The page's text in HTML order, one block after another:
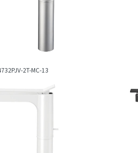
2T-MC-13